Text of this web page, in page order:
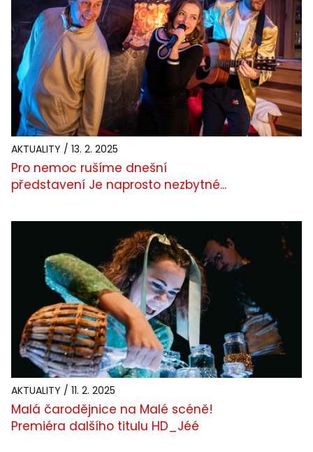
AKTUALITY / 13. 2. 2025
Pro nemoc rušíme dnešní
představení Je naprosto nezbytné...
AKTUALITY / 11. 2. 2025
Malá čarodějnice na Malé scéně!
Premiéra dalšího titulu HD_Jéé